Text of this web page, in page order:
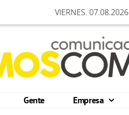
VIERNES. 07.08.2026
Gente Empresa